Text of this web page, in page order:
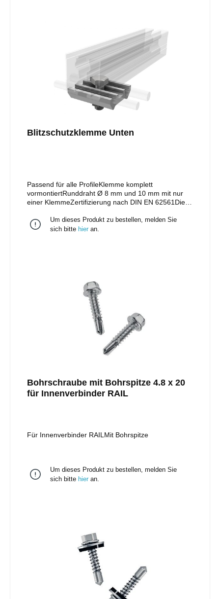
Blitzschutzklemme Unten
Passend für alle ProfileKlemme komplett
vormontiertRunddraht Ø 8 mm und 10 mm mit nur
einer KlemmeZertifizierung nach DIN EN 62561Die
gültigen elektrotechnischen Normen zu erfolgen
Um dieses Produkt zu bestellen, melden Sie
sich bitte hier an.
Bohrschraube mit Bohrspitze 4.8 x 20
für Innenverbinder RAIL
Für Innenverbinder RAILMit Bohrspitze
Um dieses Produkt zu bestellen, melden Sie
sich bitte hier an.